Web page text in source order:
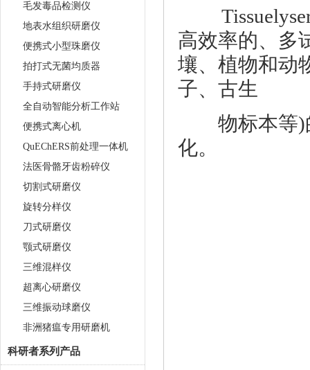
毛发毒品检测仪
地表水组织研磨仪
便携式小型珠磨仪
拍打式无菌均质器
手持式研磨仪
全自动智能分析工作站
便携式离心机
QuEChERS前处理一体机
法医骨骼牙齿粉碎仪
切割式研磨仪
旋转分样仪
刀式研磨仪
颚式研磨仪
三维混样仪
超离心研磨仪
三维振动球磨仪
非洲猪瘟专用研磨机
科研者系列产品
高效率的、多
壤、植物和动
子、古生
物标本等)的
化。